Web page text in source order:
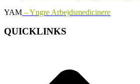
YAM – Yngre Arbejdsmedicinere
QUICKLINKS